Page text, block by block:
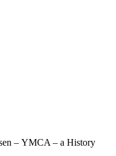
– YMCA – a History